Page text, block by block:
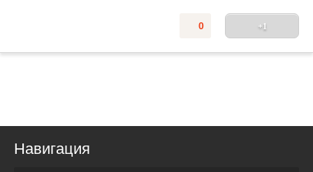
+1
0
Навигация